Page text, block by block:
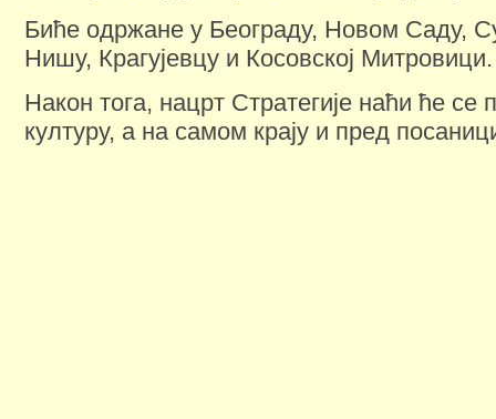
Биће одржане у Београду, Новом Саду,
Нишу, Крагујевцу и Косовској Митровици.
Након тога, нацрт Стратегије наћи ће
културу, а на самом крају и пред